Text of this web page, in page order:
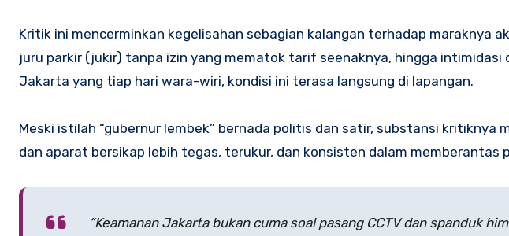
Kritik ini mencerminkan kegelisahan sebagian kalangan terhadap maraknya
juru parkir (jukir) tanpa izin yang mematok tarif seenaknya, hingga
Jakarta yang tiap hari wara-wiri, kondisi ini terasa langsung di lapangan.
Meski istilah “gubernur lembek” bernada politis dan satir, substansi
dan aparat bersikap lebih tegas, terukur, dan konsisten dalam memberantas
“Keamanan Jakarta bukan cuma soal pasang CCTV dan spanduk